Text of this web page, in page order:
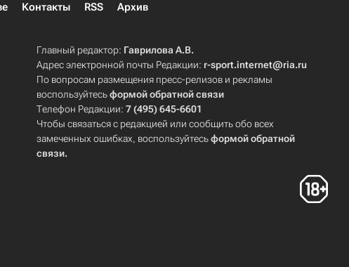
Контакты RSS Архив
Главный редактор: Гаврилова А.В.
Адрес электронной почты Редакции: r-sport.internet@ria.ru
По вопросам размещения пресс-релизов и рекламы
воспользуйтесьформой обратной связи
Телефон Редакции:7 (495) 645-6601
Чтобы связаться с редакцией или сообщить обо всех
замеченных ошибках, воспользуйтесьформой обратной
связи.